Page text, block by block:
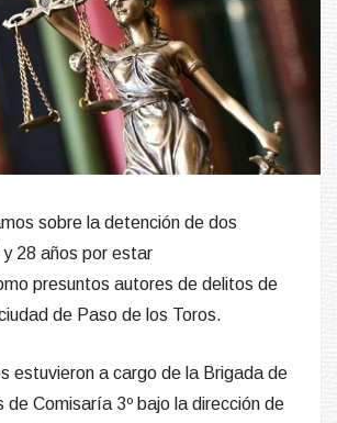
sobre la detención de dos
28 años por estar
presuntos autores de delitos de
de Paso de los Toros.
estuvieron a cargo de la Brigada de
de Comisaría 3º bajo la dirección de